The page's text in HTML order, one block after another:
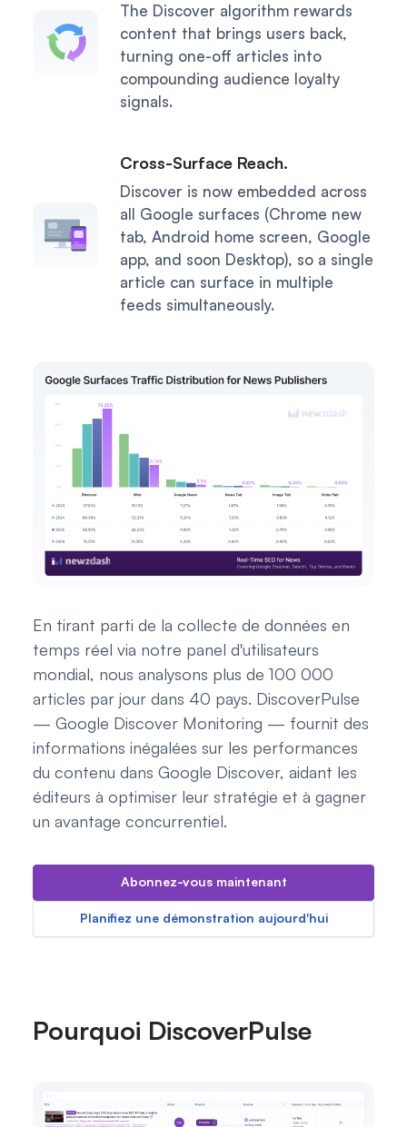
The Discover algorithm rewards
content that brings users back,
turning one-off articles into
compounding audience loyalty
signals.
Cross-Surface Reach.
Discover is now embedded across
all Google surfaces (Chrome new
tab, Android home screen, Google
app, and soon Desktop), so a single
article can surface in multiple
feeds simultaneously.
En tirant parti de la collecte de données en
temps réel via notre panel d'utilisateurs
mondial, nous analysons plus de 100 000
articles par jour dans 40 pays. DiscoverPulse
— Google Discover Monitoring — fournit des
informations inégalées sur les performances
du contenu dans Google Discover, aidant les
éditeurs à optimiser leur stratégie et à gagner
un avantage concurrentiel.
Abonnez-vous maintenant
Planifiez une démonstration aujourd'hui
Pourquoi DiscoverPulse